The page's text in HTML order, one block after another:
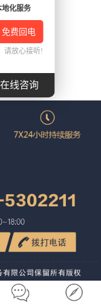
地化服务
请放心接听!
在线咨询